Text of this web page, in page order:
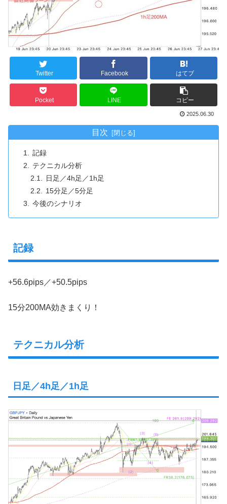
Twitter Facebook はてブ
Pocket LINE コピー
2025.06.30
目次
記録
テクニカル分析
日足／4h足／1h足
15分足／5分足
今後のシナリオ
記録
+56.6pips／+50.5pips
15分200MA効きまくり！
テクニカル分析
日足／4h足／1h足